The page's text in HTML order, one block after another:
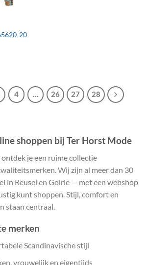
20
4 … 26 27 28
shoppen bij Ter Horst Mode
je een ruime collectie
Wij zijn al meer dan 30
in Reusel en Goirle — met een webshop
kunt shoppen. Stijl, comfort en
staan centraal.
merken
Scandinavische stijl
vrouwelijk en eigentijds